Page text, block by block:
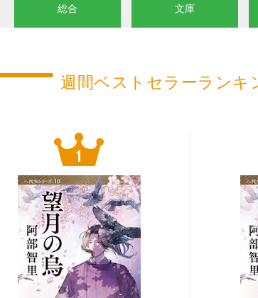
総合 文庫
週間ベストセラーランキ